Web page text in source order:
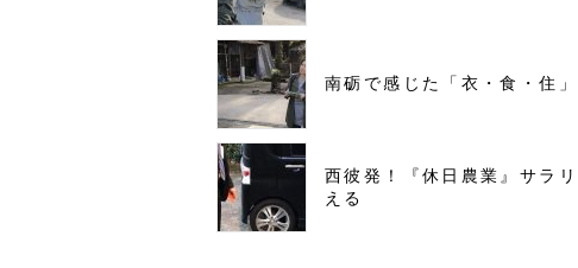
南砺で感じた「衣・食・住」
西彼発！『休日農業』サラ
える